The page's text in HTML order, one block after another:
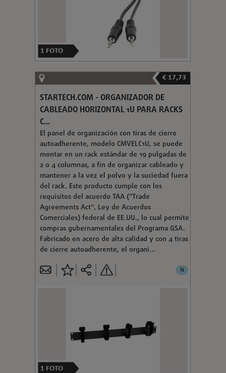
1 FOTO
€ 17,73
STARTECH.COM - ORGANIZADOR DE
CABLEADO HORIZONTAL 1U PARA RACKS
C...
El panel de organización con tiras de cierre
autoadherente, modelo CMVELC1U, se puede
montar en un rack estándar de 19 pulgadas de
2 o 4 columnas, a fin de organizar cableado y
mantener a la vez el polvo y la suciedad fuera
del rack. Este producto cumple con los
requisitos del acuerdo TAA ("Trade
Agreements Act", Ley de Acuerdos
Comerciales) federal de EE.UU., lo cual permite
compras gubernamentales del Programa GSA.
Fabricado en acero de alta calidad y con 4 tiras
de cierre autoadherente, el organi...
N
1 FOTO